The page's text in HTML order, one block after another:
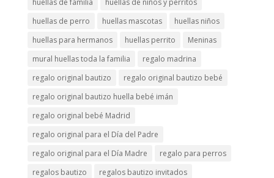
huellas de perro
huellas mascotas
huellas niños
huellas para hermanos
huellas perrito
Meninas
mural huellas toda la familia
regalo madrina
regalo original bautizo
regalo original bautizo bebé
regalo original bautizo huella bebé imán
regalo original bebé Madrid
regalo original para el Día del Padre
regalo original para el Día Madre
regalo para perros
regalos bautizo
regalos bautizo invitados